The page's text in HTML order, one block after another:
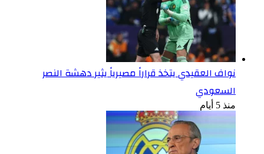
نواف العقيدي يتخذ قراراً مصيرياً يثير دهشة النصر
السعودي
منذ 5 أيام